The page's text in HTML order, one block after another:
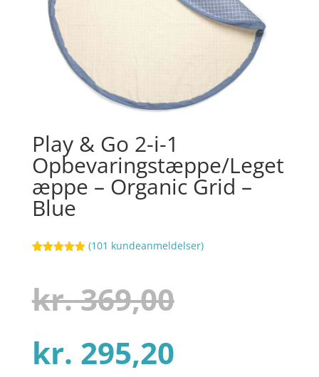
Play & Go 2-i-1
Opbevaringstæppe/Leget
æppe – Organic Grid –
Blue
baseret på
kundebedøm
melser
(101 kundeanmeldelser)
kr.369,00
kr. 295,20Den